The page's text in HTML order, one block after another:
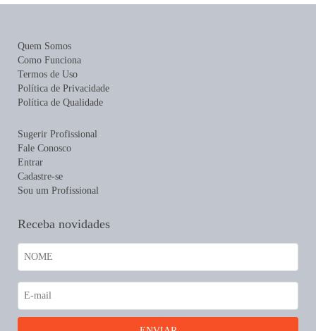
Quem Somos
Como Funciona
Termos de Uso
Política de Privacidade
Política de Qualidade
Sugerir Profissional
Fale Conosco
Entrar
Cadastre-se
Sou um Profissional
Receba novidades